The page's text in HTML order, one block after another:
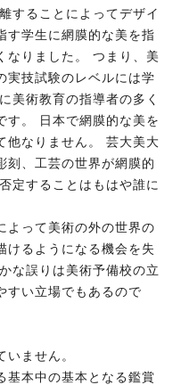
することによってデザイ
す学生に網膜的な美を指
なりました。 つまり、美
実技試験のレベルには学
美術教育の指導者の多く
す。 日本で網膜的な美を
他なりません。 芸大美大
刻、工芸の世界が網膜的
定することはもはや誰に
よって美術の外の世界の
けるようになる機会を失
な誤りは美術予備校の立
すい立場でもあるので
ません。
基本中の基本となる鑑賞